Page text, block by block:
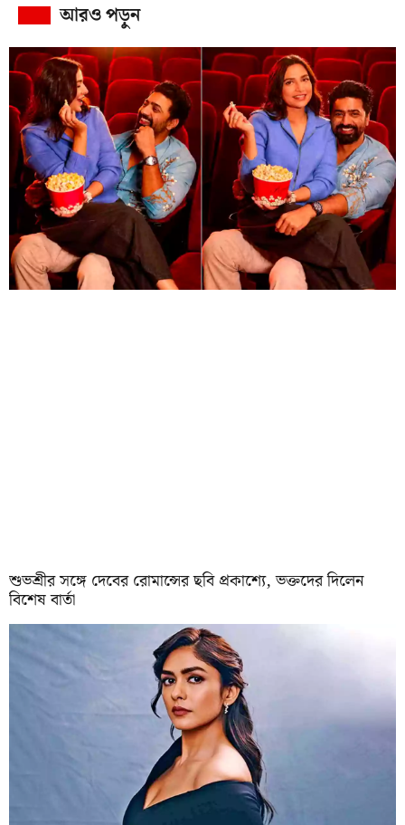
আরও পড়ুন
শুভশ্রীর সঙ্গে দেবের রোমান্সের ছবি প্রকাশ্যে, ভক্তদের দিলেন
বিশেষ বার্তা